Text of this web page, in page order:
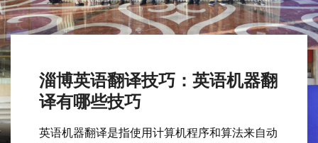
淄博英语翻译技巧：英语机器翻
译有哪些技巧
英语机器翻译是指使用计算机程序和算法来自动